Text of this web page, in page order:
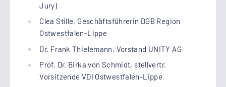
Jury)
Clea Stille, Geschäftsführerin DGB Region
Ostwestfalen-Lippe
Dr. Frank Thielemann, Vorstand UNITY AG
Prof. Dr. Birka von Schmidt, stellvertr.
Vorsitzende VDI Ostwestfalen-Lippe